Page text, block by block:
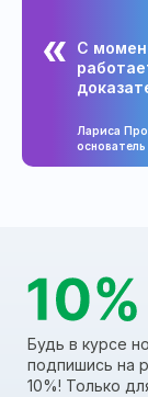
С
Лариса
Будь в курсе
подпишись на
10%! Только